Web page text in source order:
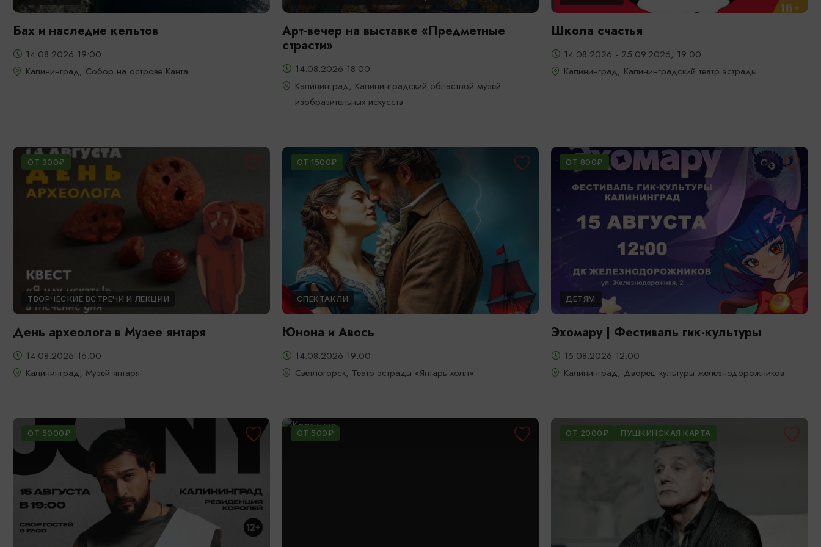
Бах и наследие кельтов
14.08.2026 19:00
Калининград, Собор на острове Канта
Арт-вечер на выставке «Предметные
страсти»
14.08.2026 18:00
Калининград, Калининградский областной музей
изобразительных искусств
Школа счастья
14.08.2026 - 25.09.2026, 19:00
Калининград, Калининградский театр эстрады
ОТ 300₽
ТВОРЧЕСКИЕ ВСТРЕЧИ И ЛЕКЦИИ
День археолога в Музее янтаря
14.08.2026 16:00
Калининград, Музей янтаря
ОТ 1500₽
СПЕКТАКЛИ
Юнона и Авось
14.08.2026 19:00
Светлогорск, Театр эстрады «Янтарь-холл»
ОТ 800₽
ДЕТЯМ
Эхомару | Фестиваль гик-культуры
15.08.2026 12:00
Калининград, Дворец культуры железнодорожников
ОТ 5000₽ ОТ 500₽ ОТ 2000₽ ПУШКИНСКАЯ КАРТА